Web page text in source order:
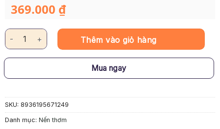
369.000 ₫
Nến Thơm Hương Nước Hoa Miyako Home "CAPPUCCINO" số
Thêm vào giỏ hàng
Mua ngay
SKU: 8936195671249
Danh mục: Nến thơm